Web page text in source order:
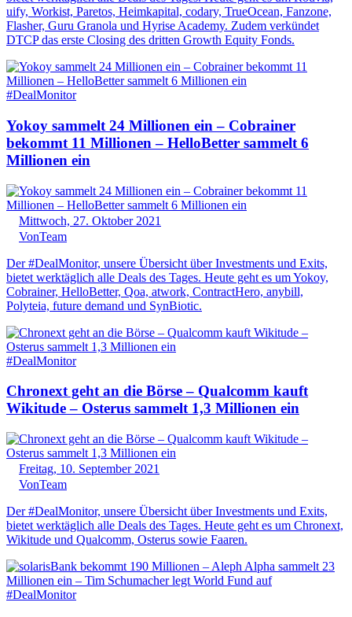
uify, Workist, Paretos, Heimkapital, codary, TrueOcean, Fanzone,
Flasher, Guru Granola und Hyrise Academy. Zudem verkündet
DTCP das erste Closing des dritten Growth Equity Fonds.
#DealMonitor
Yokoy sammelt 24 Millionen ein – Cobrainer
bekommt 11 Millionen – HelloBetter sammelt 6
Millionen ein
Mittwoch, 27. Oktober 2021
VonTeam
Der #DealMonitor, unsere Übersicht über Investments und Exits,
bietet werktäglich alle Deals des Tages. Heute geht es um Yokoy,
Cobrainer, HelloBetter, Qoa, atwork, ContractHero, anybill,
Polyteia, future demand und SynBiotic.
#DealMonitor
Chronext geht an die Börse – Qualcomm kauft
Wikitude – Osterus sammelt 1,3 Millionen ein
Freitag, 10. September 2021
VonTeam
Der #DealMonitor, unsere Übersicht über Investments und Exits,
bietet werktäglich alle Deals des Tages. Heute geht es um Chronext,
Wikitude und Qualcomm, Osterus sowie Faaren.
#DealMonitor